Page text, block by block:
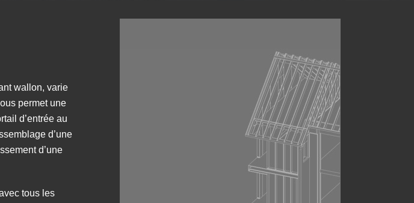
wallon, varie
permet une
d’entrée au
d’une
d’une
tous les